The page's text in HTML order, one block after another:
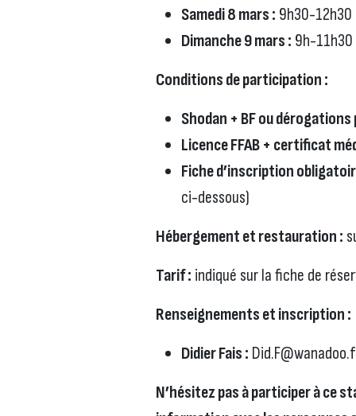
Samedi 8 mars : 9h30-
Dimanche 9 mars : 9h-11h30
Conditions de participation :
Shodan + BF ou
Licence FFAB + certificat
Fiche d’inscription
ci-dessous)
Hébergement et restauration :
Tarif : indiqué sur la fiche de
Renseignements et inscription :
Didier Fais :
N’hésitez pas à participer à ce